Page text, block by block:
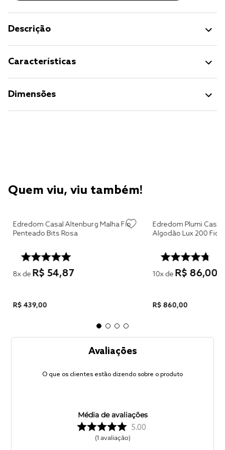
Descrição
Características
Dimensões
Quem viu, viu também!
Edredom Casal Altenburg Malha Fio
Penteado Bits Rosa
8x de R$ 54,87
R$ 439,00
Edredom Plumi Casal Altenburg
10x de R$ 86,00
R$ 860,00
Avaliações
O que os clientes estão dizendo sobre o produto
Média de avaliações
5.00
1 avaliação